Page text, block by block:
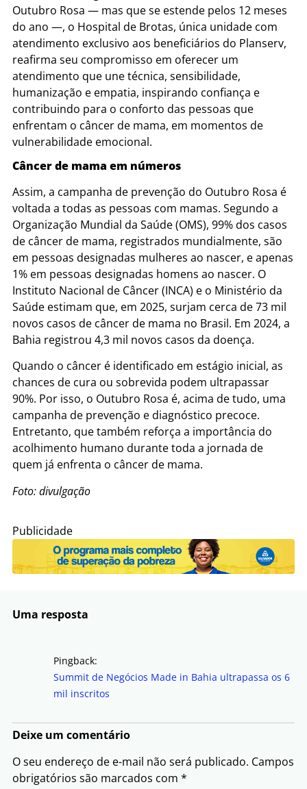
Outubro Rosa — mas que se estende pelos 12 meses
do ano —, o Hospital de Brotas, única unidade com
atendimento exclusivo aos beneficiários do Planserv,
reafirma seu compromisso em oferecer um
atendimento que une técnica, sensibilidade,
humanização e empatia, inspirando confiança e
contribuindo para o conforto das pessoas que
enfrentam o câncer de mama, em momentos de
vulnerabilidade emocional.
Câncer de mama em números
Assim, a campanha de prevenção do Outubro Rosa é
voltada a todas as pessoas com mamas. Segundo a
Organização Mundial da Saúde (OMS), 99% dos casos
de câncer de mama, registrados mundialmente, são
em pessoas designadas mulheres ao nascer, e apenas
1% em pessoas designadas homens ao nascer. O
Instituto Nacional de Câncer (INCA) e o Ministério da
Saúde estimam que, em 2025, surjam cerca de 73 mil
novos casos de câncer de mama no Brasil. Em 2024, a
Bahia registrou 4,3 mil novos casos da doença.
Quando o câncer é identificado em estágio inicial, as
chances de cura ou sobrevida podem ultrapassar
90%. Por isso, o Outubro Rosa é, acima de tudo, uma
campanha de prevenção e diagnóstico precoce.
Entretanto, que também reforça a importância do
acolhimento humano durante toda a jornada de
quem já enfrenta o câncer de mama.
Foto: divulgação
Publicidade
Uma resposta
Pingback:
Summit de Negócios Made in Bahia ultrapassa os 6
mil inscritos
Deixe um comentário
O seu endereço de e-mail não será publicado. Campos
obrigatórios são marcados com *